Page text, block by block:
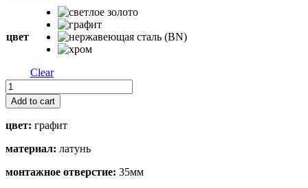
цвет
Clear
Nara
2
Plus
quantity
Add to cart
цвет: графит
материал: латунь
монтажное отверстие: 35мм